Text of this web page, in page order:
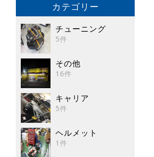
カテゴリー
チューニング
5件
その他
16件
キャリア
5件
ヘルメット
1件